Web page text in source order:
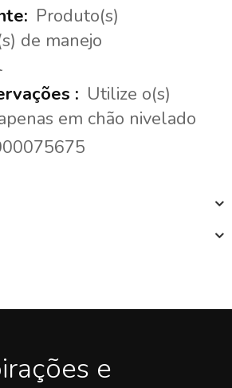
Produto(s)
de manejo
Utilize o(s)
em chão nivelado
e